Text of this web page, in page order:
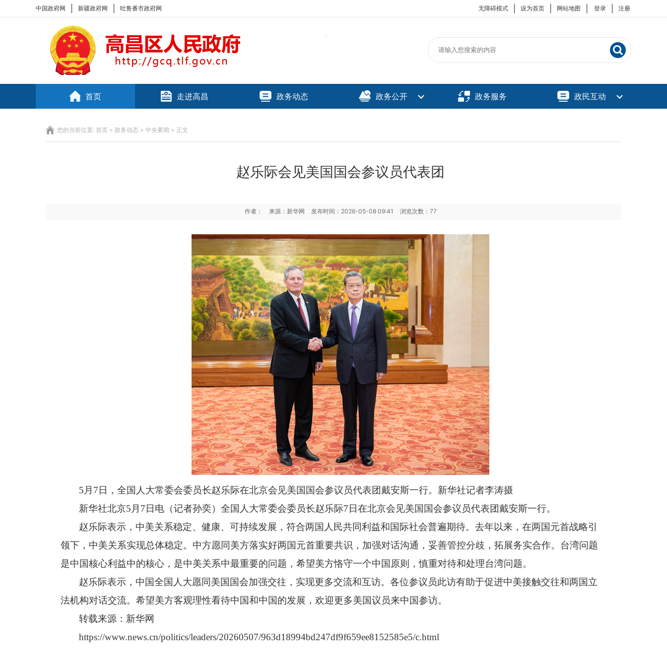
中国政府网 新疆政府网 吐鲁番市政府网 无障碍模式 设为首页 网站地图 登录 注册
首页 走进高昌 政务动态 政务公开 政务服务 政民互动
您的当前位置: 首页 > 政务动态 > 中央要闻 > 正文
赵乐际会见美国国会参议员代表团
作者： 来源：新华网 发布时间： 2026-05-08 09:41 浏览次数： 77
5月7日，全国人大常委会委员长赵乐际在北京会见美国国会参议员代表团戴安斯一行。新华社记者李涛摄
新华社北京5月7日电（记者孙奕）全国人大常委会委员长赵乐际7日在北京会见美国国会参议员代表团戴安斯一行。
赵乐际表示，中美关系稳定、健康、可持续发展，符合两国人民共同利益和国际社会普遍期待。去年以来，在两国元首战略引
领下，中美关系实现总体稳定。中方愿同美方落实好两国元首重要共识，加强对话沟通，妥善管控分歧，拓展务实合作。台湾问题
是中国核心利益中的核心，是中美关系中最重要的问题，希望美方恪守一个中国原则，慎重对待和处理台湾问题。
赵乐际表示，中国全国人大愿同美国国会加强交往，实现更多交流和互访。各位参议员此访有助于促进中美接触交往和两国立
法机构对话交流。希望美方客观理性看待中国和中国的发展，欢迎更多美国议员来中国参访。
转载来源：新华网
https://www.news.cn/politics/leaders/20260507/963d18994bd247df9f659ee8152585e5/c.html